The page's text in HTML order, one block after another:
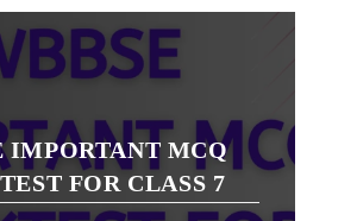
IMPORTANT MCQ
FOR CLASS 7